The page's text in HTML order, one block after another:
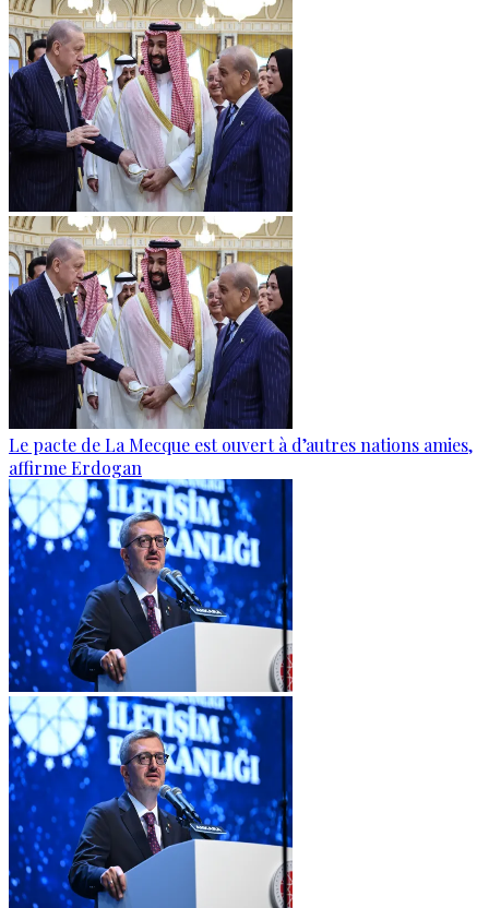
Le pacte de La Mecque est ouvert à d’autres nations amies,
affirme Erdogan